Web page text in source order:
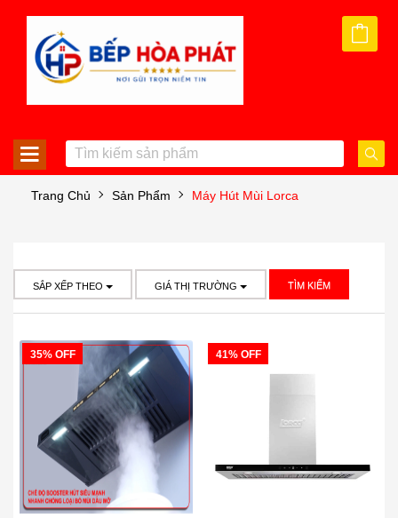
Trang Chủ Sản Phẩm Máy Hút Mùi Lorca
SẮP XẾP THEO GIÁ THỊ TRƯỜNG TÌM KIẾM
35% OFF 41% OFF